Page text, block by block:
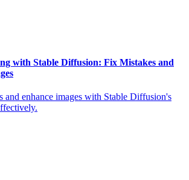
with Stable Diffusion: Fix Mistakes and
and enhance images with Stable Diffusion's